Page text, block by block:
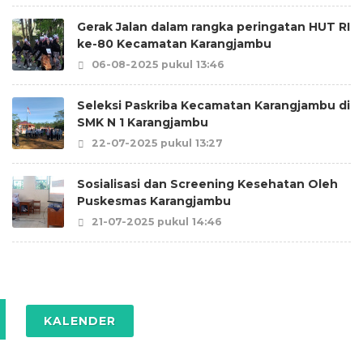
Gerak Jalan dalam rangka peringatan HUT RI
ke-80 Kecamatan Karangjambu
06-08-2025 pukul 13:46
Seleksi Paskriba Kecamatan Karangjambu di
SMK N 1 Karangjambu
22-07-2025 pukul 13:27
Sosialisasi dan Screening Kesehatan Oleh
Puskesmas Karangjambu
21-07-2025 pukul 14:46
KALENDER